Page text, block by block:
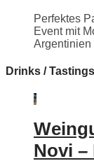
Perfektes
Event mit
Argentinien
Drinks / Tastings
Novi –